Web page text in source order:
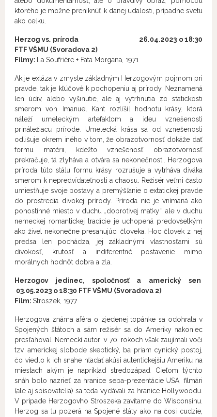
ktorého je možné preniknúť k danej udalosti, prípadne svetu
ako celku.
Herzog vs. príroda 26.04.2023 o 18:30
FTF VŠMU (Svoradova 2)
Filmy:
La Soufrière + Fata Morgana, 1971
Ak je extáza v zmysle základným Herzogovým pojmom pri
pravde, tak je kľúčové k pochopeniu aj prírody. Neznamená
len údiv, alebo vyšinutie, ale aj vytrhnutia zo statickosti
smerom von. Imanuel Kant rozlíšil hodnotu krásy, ktorá
náleží umeleckým artefaktom a ideu vznešenosti
prináležiacu prírode. Umelecká krása sa od vznešenosti
odlišuje okrem iného v tom, že obrazotvornosť dokáže dať
formu matérii, kdežto vznešenosť obrazotvornosť
prekračuje, tá zlyháva a otvára sa nekonečnosti. Herzogova
príroda túto stálu formu krásy rozrušuje a vytrháva diváka
smerom k nepredvídateľnosti a chaosu. Režisér veľmi často
umiestňuje svoje postavy a premýšľanie o extatickej pravde
do prostredia divokej prírody. Príroda nie je vnímaná ako
pohostinné miesto v duchu „dobrotivej matky“, ale v duchu
nemeckej romantickej tradície je uchopená predovšetkým
ako živel nekonečne presahujúci človeka. Hoc človek z nej
predsa len pochádza, jej základnými vlastnosťami sú
divokosť, krutosť a indiferentné postavenie mimo
morálnych hodnôt dobra a zla.
Herzogov jedinec, spoločnosť a americký sen
03.05.2023 o 18:30 FTF VŠMU (Svoradova 2)
Film: Stroszek, 1977
Herzogova známa aféra o zjedenej topánke sa odohrala v
Spojených štátoch a sám režisér sa do Ameriky nakoniec
presťahoval. Nemeckí autori v 70. rokoch však zaujímali voči
tzv. americkej slobode skeptický, ba priam cynický postoj,
čo viedlo k ich snahe hľadať akúsi autentickejšiu Ameriku na
miestach akým je napríklad stredozápad. Cieľom týchto
snáh bolo nazrieť za hranice seba-prezentácie USA, filmári
(ale aj spisovatelia) sa teda vydávali za hranice Hollywoodu.
V prípade Herzogovho Stroszeka zavítame do Wisconsinu.
Herzog sa tu pozerá na Spojené štáty ako na čosi cudzie,